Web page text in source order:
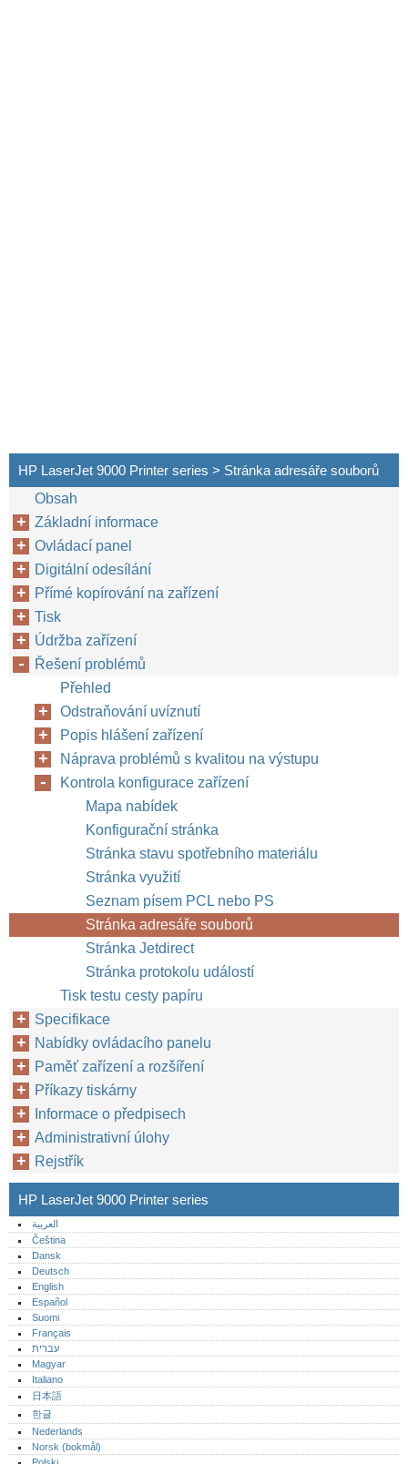
HP LaserJet 9000 Printer series > Stránka adresáře souborů
Obsah
Základní informace
Ovládací panel
Digitální odesílání
Přímé kopírování na zařízení
Tisk
Údržba zařízení
Řešení problémů
Přehled
Odstraňování uvíznutí
Popis hlášení zařízení
Náprava problémů s kvalitou na výstupu
Kontrola konfigurace zařízení
Mapa nabídek
Konfigurační stránka
Stránka stavu spotřebního materiálu
Stránka využití
Seznam písem PCL nebo PS
Stránka adresáře souborů
Stránka Jetdirect
Stránka protokolu událostí
Tisk testu cesty papíru
Specifikace
Nabídky ovládacího panelu
Paměť zařízení a rozšíření
Příkazy tiskárny
Informace o předpisech
Administrativní úlohy
Rejstřík
HP LaserJet 9000 Printer series
العربية
Čeština
Dansk
Deutsch
English
Español
Suomi
Français
עברית
Magyar
Italiano
日本語
한글
Nederlands
Norsk (bokmål)‎